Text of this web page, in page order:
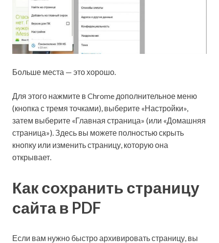
Больше места — это хорошо.
Для этого нажмите в Chrome дополнительное меню
(кнопка с тремя точками), выберите «Настройки»,
затем выберите «Главная страница» (или «Домашняя
страница»). Здесь вы можете полностью скрыть
кнопку или изменить страницу, которую она
открывает.
Как сохранить страницу
сайта в PDF
Если вам нужно быстро архивировать страницу, вы